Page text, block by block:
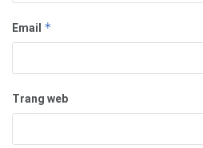
Email *
Trang web